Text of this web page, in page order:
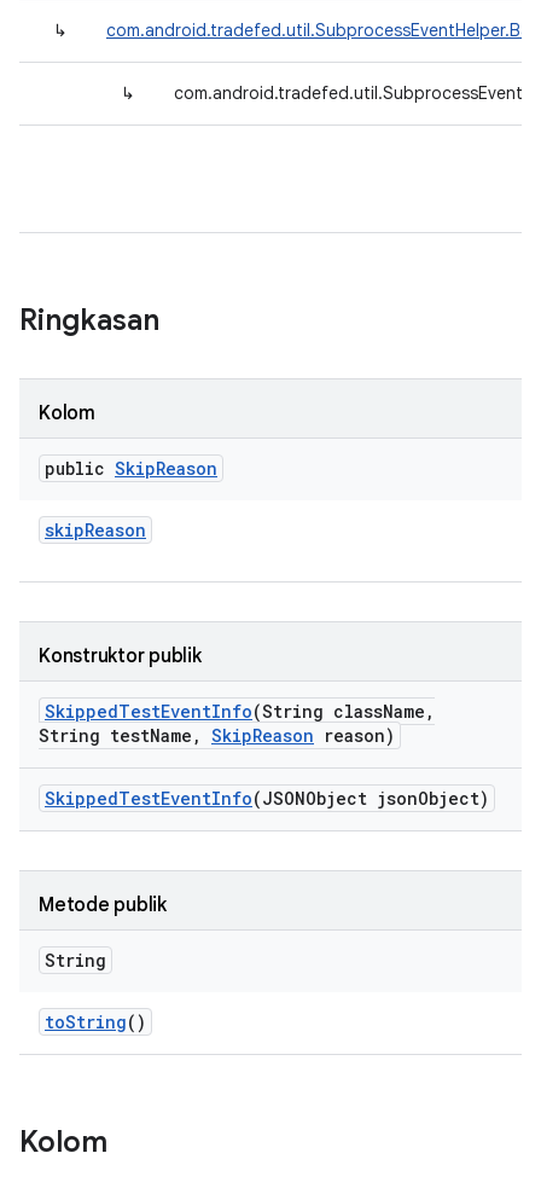
↳
↳
Ringkasan
Kolom
public SkipReason
skipReason
Konstruktor publik
SkippedTestEventInfo(String className ,
String testName , SkipReason reason)
SkippedTestEventInfo(JSONObject jsonObject)
Metode publik
String
toString()
Kolom